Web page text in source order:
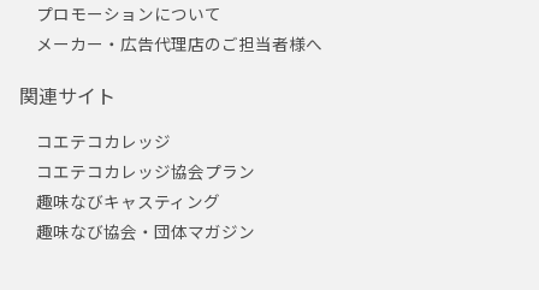
プロモーションについて
メーカー・広告代理店のご担当者様へ
関連サイト
コエテコカレッジ
コエテコカレッジ協会プラン
趣味なびキャスティング
趣味なび協会・団体マガジン